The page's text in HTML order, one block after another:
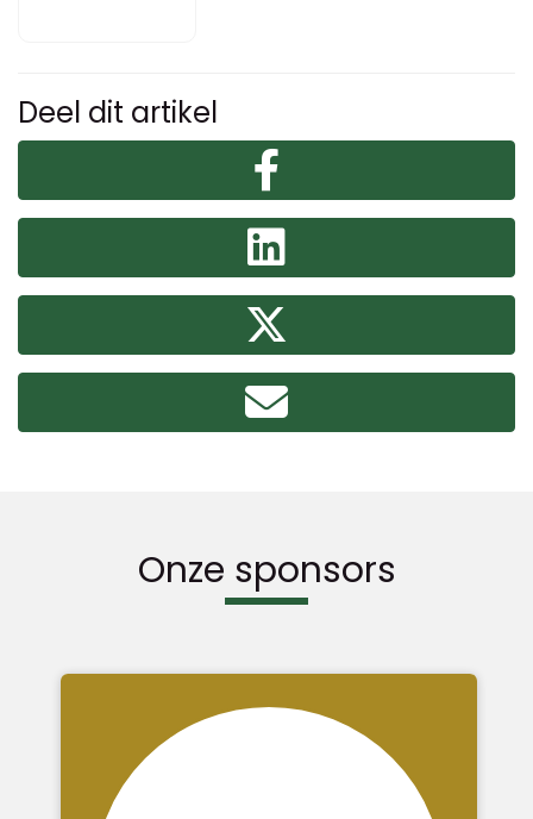
Deel dit artikel
Onze sponsors